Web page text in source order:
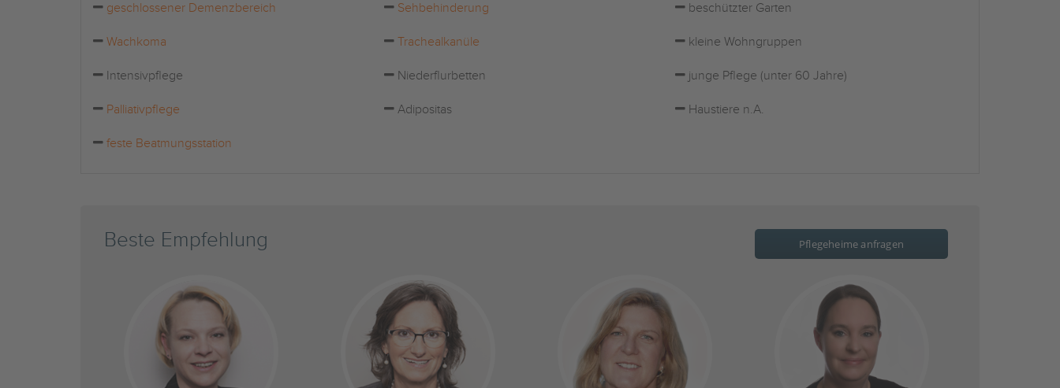
geschlossener Demenzbereich Sehbehinderung beschützter Garten
Wachkoma Trachealkanüle kleine Wohngruppen
Intensivpflege Niederflurbetten junge Pflege (unter 60 Jahre)
Palliativpflege Adipositas Haustiere n.A.
feste Beatmungsstation
Beste Empfehlung Pflegeheime anfragen